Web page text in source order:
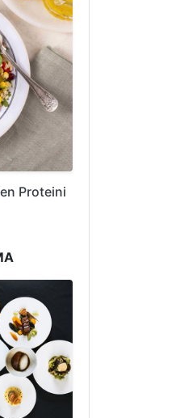
Proteini